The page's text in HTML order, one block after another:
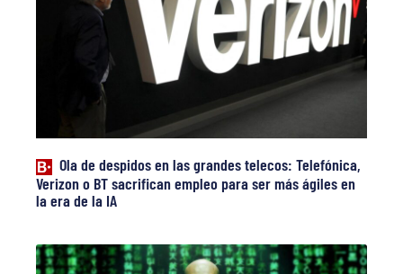
Ola de despidos en las grandes telecos: Telefónica,
Verizon o BT sacrifican empleo para ser más ágiles en
la era de la IA